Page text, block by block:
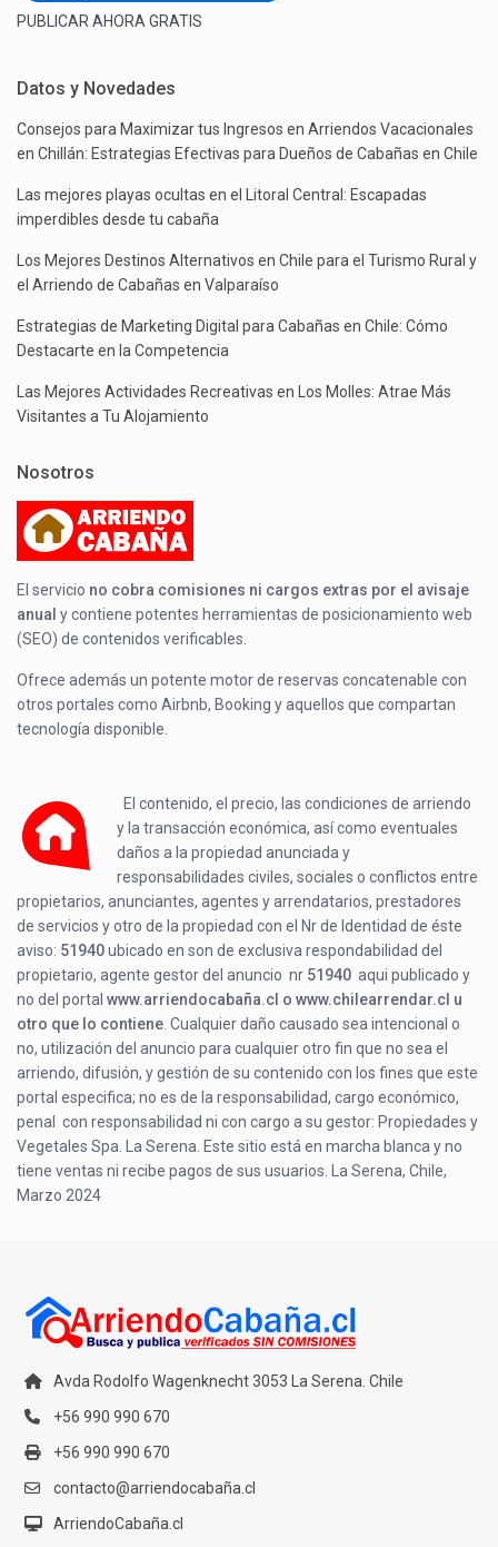
PUBLICAR AHORA GRATIS
Datos y Novedades
Consejos para Maximizar tus Ingresos en Arriendos Vacacionales
en Chillán: Estrategias Efectivas para Dueños de Cabañas en Chile
Las mejores playas ocultas en el Litoral Central: Escapadas
imperdibles desde tu cabaña
Los Mejores Destinos Alternativos en Chile para el Turismo Rural y
el Arriendo de Cabañas en Valparaíso
Estrategias de Marketing Digital para Cabañas en Chile: Cómo
Destacarte en la Competencia
Las Mejores Actividades Recreativas en Los Molles: Atrae Más
Visitantes a Tu Alojamiento
Nosotros
El servicio no cobra comisiones ni cargos extras por el avisaje
anual y contiene potentes herramientas de posicionamiento web
(SEO) de contenidos verificables.
Ofrece además un potente motor de reservas concatenable con
otros portales como Airbnb, Booking y aquellos que compartan
tecnología disponible.
El contenido, el precio, las condiciones de arriendo
y la transacción económica, así como eventuales
daños a la propiedad anunciada y
responsabilidades civiles, sociales o conflictos entre
propietarios, anunciantes, agentes y arrendatarios, prestadores
de servicios y otro de la propiedad con el Nr de Identidad de éste
aviso: 51940ubicado enson de exclusiva respondabilidad del
propietario, agente gestor del anuncio nr 51940 aqui publicado y
no del portalwww.arriendocabaña.cl o www.chilearrendar.cl u
otro que lo contiene . Cualquier daño causado sea intencional o
no, utilización del anuncio para cualquier otro fin que no sea el
arriendo, difusión, y gestión de su contenido con los fines que este
portal especifica; no es de la responsabilidad, cargo económico,
penal con responsabilidad ni con cargo a su gestor: Propiedades y
Vegetales Spa. La Serena. Este sitio está en marcha blanca y no
tiene ventas ni recibe pagos de sus usuarios. La Serena, Chile,
Marzo 2024
Avda Rodolfo Wagenknecht 3053 La Serena. Chile
+56 990 990 670
+56 990 990 670
contacto@arriendocabaña.cl
ArriendoCabaña.cl